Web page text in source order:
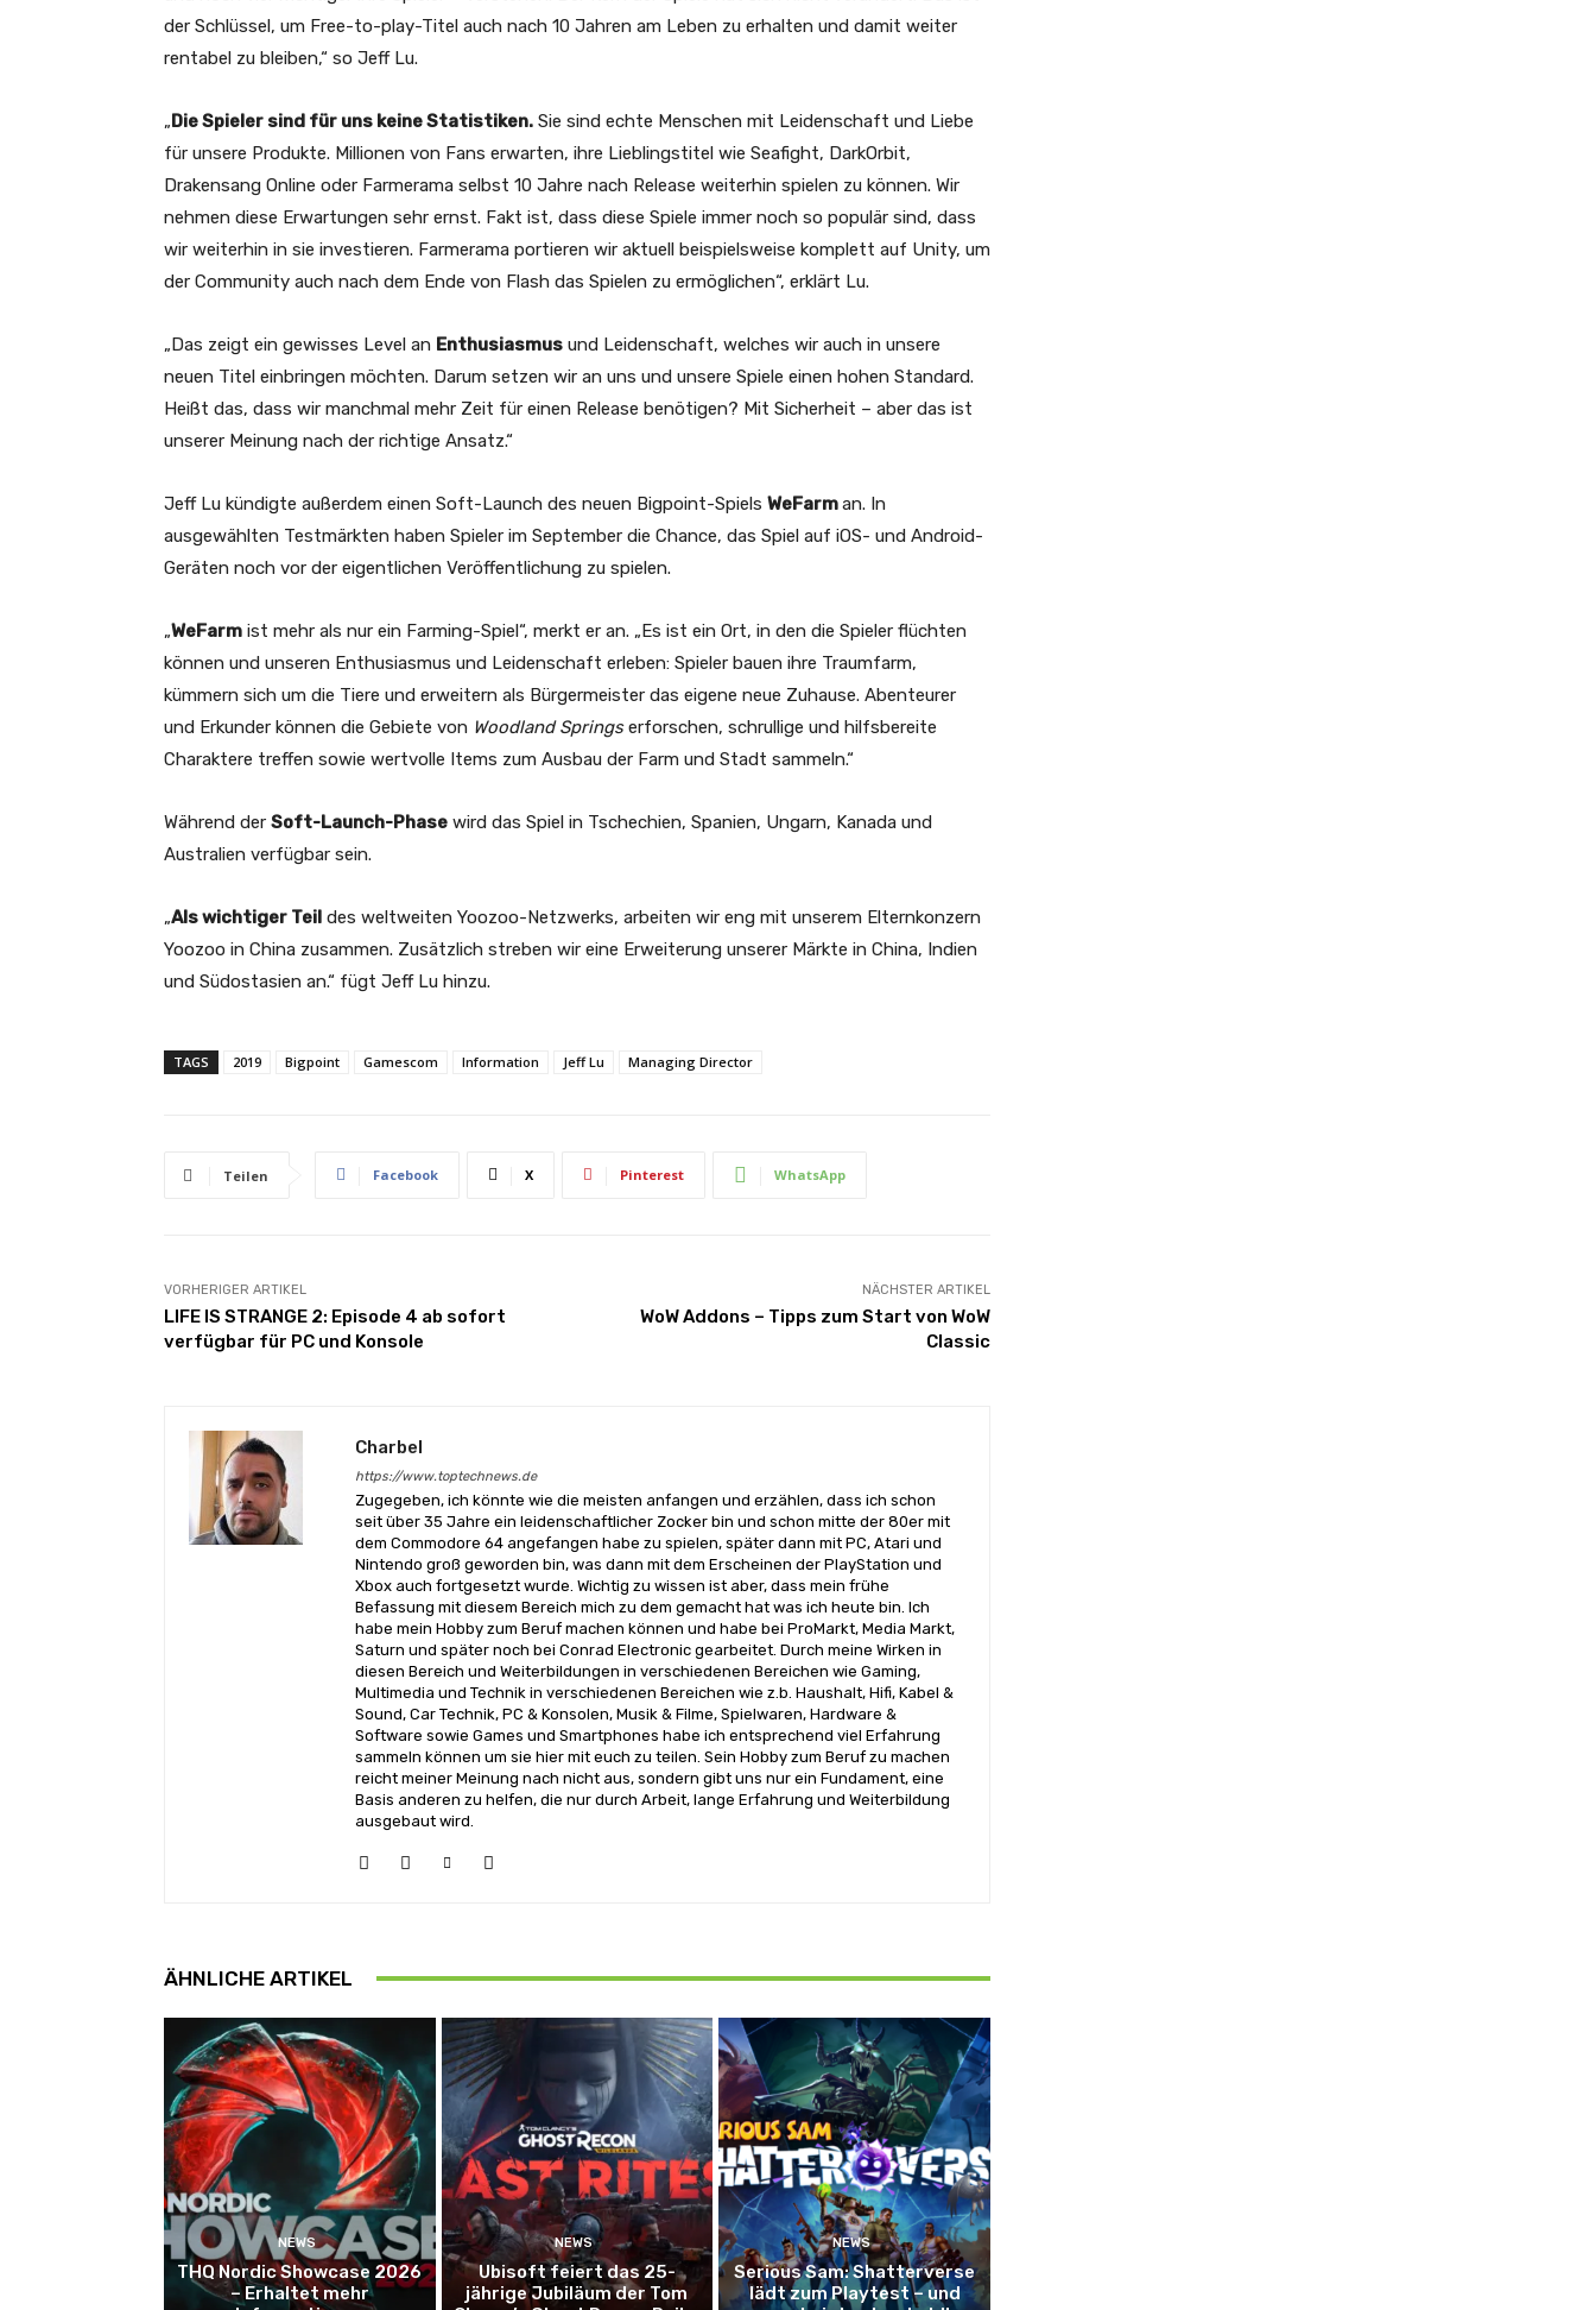
der Schlüssel, um Free-to-play-Titel auch nach 10 Jahren am Leben zu erhalten und damit weiter
rentabel zu bleiben,“ so Jeff Lu.
„Die Spieler sind für uns keine Statistiken. Sie sind echte Menschen mit Leidenschaft und Liebe
für unsere Produkte. Millionen von Fans erwarten, ihre Lieblingstitel wie Seafight, DarkOrbit,
Drakensang Online oder Farmerama selbst 10 Jahre nach Release weiterhin spielen zu können. Wir
nehmen diese Erwartungen sehr ernst. Fakt ist, dass diese Spiele immer noch so populär sind, dass
wir weiterhin in sie investieren. Farmerama portieren wir aktuell beispielsweise komplett auf Unity, um
der Community auch nach dem Ende von Flash das Spielen zu ermöglichen“, erklärt Lu.
„Das zeigt ein gewisses Level an Enthusiasmus und Leidenschaft, welches wir auch in unsere
neuen Titel einbringen möchten. Darum setzen wir an uns und unsere Spiele einen hohen Standard.
Heißt das, dass wir manchmal mehr Zeit für einen Release benötigen? Mit Sicherheit – aber das ist
unserer Meinung nach der richtige Ansatz.“
Jeff Lu kündigte außerdem einen Soft-Launch des neuen Bigpoint-Spiels WeFarman. In
ausgewählten Testmärkten haben Spieler im September die Chance, das Spiel auf iOS- und Android-
Geräten noch vor der eigentlichen Veröffentlichung zu spielen.
„WeFarm ist mehr als nur ein Farming-Spiel“, merkt er an. „Es ist ein Ort, in den die Spieler flüchten
können und unseren Enthusiasmus und Leidenschaft erleben: Spieler bauen ihre Traumfarm,
kümmern sich um die Tiere und erweitern als Bürgermeister das eigene neue Zuhause. Abenteurer
und Erkunder können die Gebiete von Woodland Springserforschen, schrullige und hilfsbereite
Charaktere treffen sowie wertvolle Items zum Ausbau der Farm und Stadt sammeln.“
Während der Soft-Launch-Phase wird das Spiel in Tschechien, Spanien, Ungarn, Kanada und
Australien verfügbar sein.
„Als wichtiger Teil des weltweiten Yoozoo-Netzwerks, arbeiten wir eng mit unserem Elternkonzern
Yoozoo in China zusammen. Zusätzlich streben wir eine Erweiterung unserer Märkte in China, Indien
und Südostasien an.“ fügt Jeff Lu hinzu.
TAGS 2019 Bigpoint Gamescom Information Jeff Lu Managing Director
Teilen Facebook X Pinterest WhatsApp
VORHERIGER ARTIKEL
LIFE IS STRANGE 2: Episode 4 ab sofort
verfügbar für PC und Konsole
NÄCHSTER ARTIKEL
WoW Addons – Tipps zum Start von WoW
Classic
Charbel
https://www.toptechnews.de
Zugegeben, ich könnte wie die meisten anfangen und erzählen, dass ich schon
seit über 35 Jahre ein leidenschaftlicher Zocker bin und schon mitte der 80er mit
dem Commodore 64 angefangen habe zu spielen, später dann mit PC, Atari und
Nintendo groß geworden bin, was dann mit dem Erscheinen der PlayStation und
Xbox auch fortgesetzt wurde. Wichtig zu wissen ist aber, dass mein frühe
Befassung mit diesem Bereich mich zu dem gemacht hat was ich heute bin. Ich
habe mein Hobby zum Beruf machen können und habe bei ProMarkt, Media Markt,
Saturn und später noch bei Conrad Electronic gearbeitet. Durch meine Wirken in
diesen Bereich und Weiterbildungen in verschiedenen Bereichen wie Gaming,
Multimedia und Technik in verschiedenen Bereichen wie z.b. Haushalt, Hifi, Kabel &
Sound, Car Technik, PC & Konsolen, Musik & Filme, Spielwaren, Hardware &
Software sowie Games und Smartphones habe ich entsprechend viel Erfahrung
sammeln können um sie hier mit euch zu teilen. Sein Hobby zum Beruf zu machen
reicht meiner Meinung nach nicht aus, sondern gibt uns nur ein Fundament, eine
Basis anderen zu helfen, die nur durch Arbeit, lange Erfahrung und Weiterbildung
ausgebaut wird.
ÄHNLICHE ARTIKEL
NEWS
THQ Nordic Showcase 2026
– Erhaltet mehr
NEWS
Ubisoft feiert das 25-
jährige Jubiläum der Tom
NEWS
Serious Sam: Shatterverse
lädt zum Playtest – und